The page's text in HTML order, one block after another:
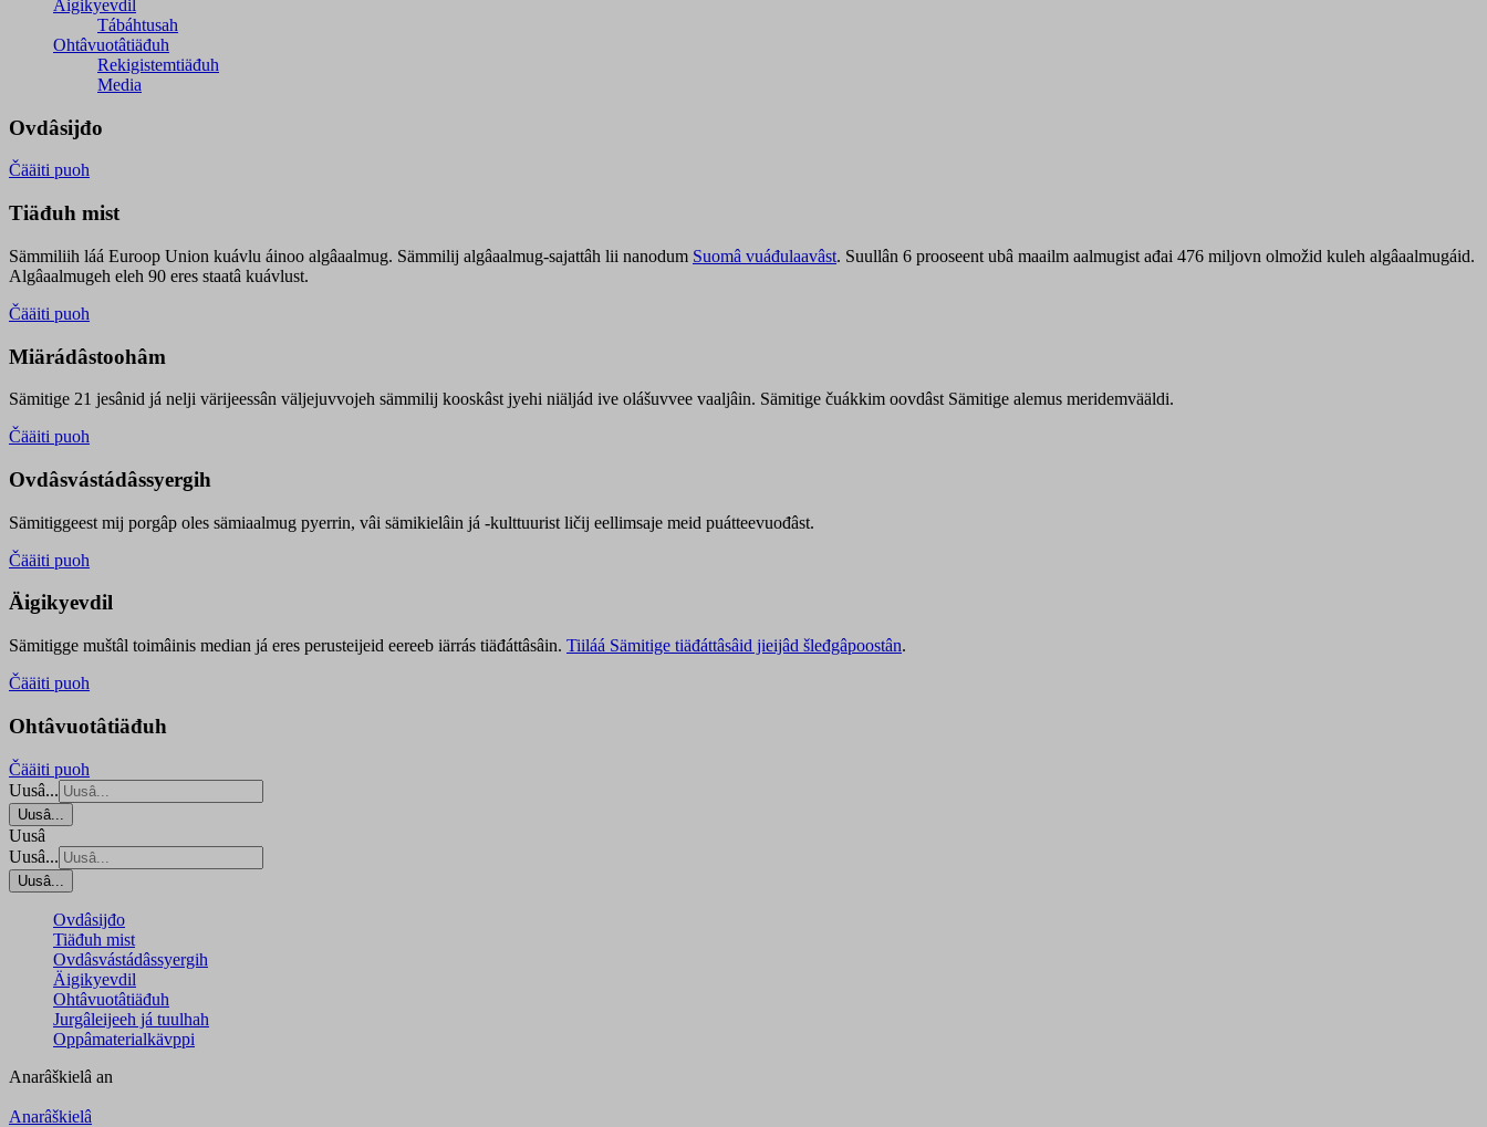
Äigikyevdil
Tábáhtusah
Ohtâvuotâtiäđuh
Rekigistemtiäđuh
Media
Ovdâsijđo
Čääiti puoh
Tiäđuh mist
Sämmiliih láá Euroop Union kuávlu áinoo algâaalmug. Sämmilij algâaalmug-sajattâh lii nanodum Suomâ vuáđulaavâst. Suullân 6 prooseent ubâ maailm aalmugist ađai 476 miljovn olmožid kuleh algâaalmugáid.
Algâaalmugeh eleh 90 eres staatâ kuávlust.
Čääiti puoh
Miärádâstoohâm
Sämitige 21 jesânid já nelji värijeessân väljejuvvojeh sämmilij kooskâst jyehi niäljád ive olášuvvee vaaljâin. Sämitige čuákkim oovdâst Sämitige alemus meridemvääldi.
Čääiti puoh
Ovdâsvástádâssyergih
Sämitiggeest mij porgâp oles sämiaalmug pyerrin, vâi sämikielâin já -kulttuurist ličij eellimsaje meid puátteevuođâst.
Čääiti puoh
Äigikyevdil
Sämitigge muštâl toimâinis median já eres perusteijeid eereeb iärrás tiäđáttâsâin. Tiiláá Sämitige tiäđáttâsâid jieijâd šleđgâpoostân.
Čääiti puoh
Ohtâvuotâtiäđuh
Čääiti puoh
Uusâ...
Uusâ...
Uusâ
Uusâ...
Uusâ...
Ovdâsijđo
Tiäđuh mist
Ovdâsvástádâssyergih
Äigikyevdil
Ohtâvuotâtiäđuh
Jurgâleijeeh já tuulhah
Oppâmaterialkävppi
Anarâškielâ an
Anarâškielâ